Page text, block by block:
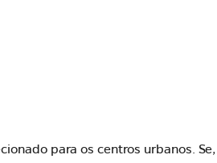
para os centros urbanos. Se,